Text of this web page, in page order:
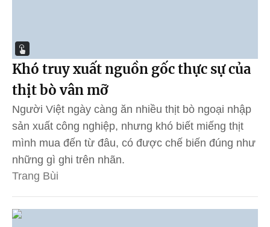
Khó truy xuất nguồn gốc thực sự của
thịt bò vân mỡ
Người Việt ngày càng ăn nhiều thịt bò ngoại nhập
sản xuất công nghiệp, nhưng khó biết miếng thịt
mình mua đến từ đâu, có được chế biến đúng như
những gì ghi trên nhãn.
Trang Bùi